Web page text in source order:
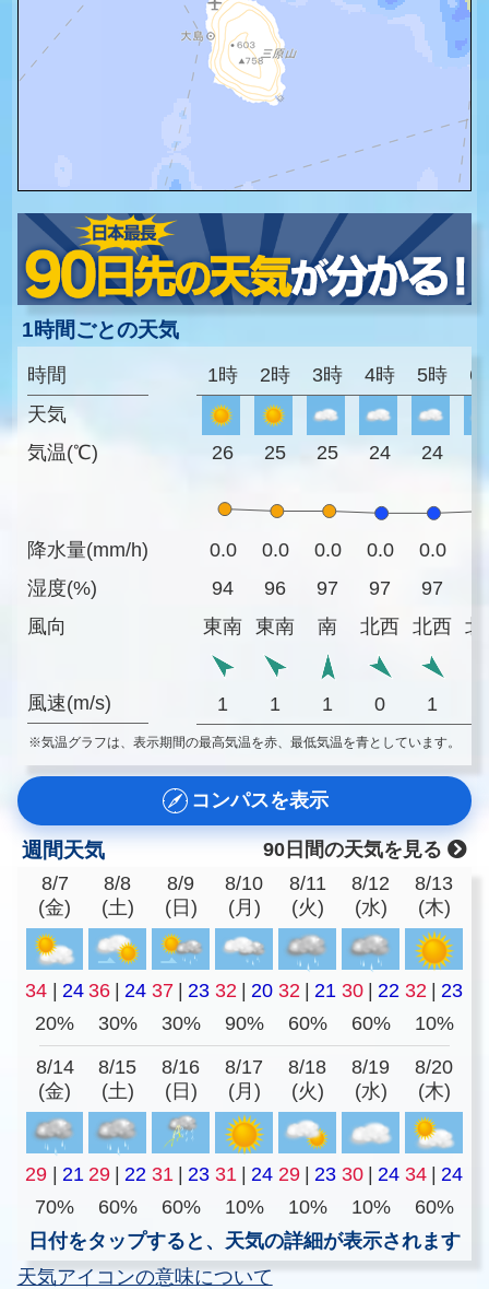
1時間ごとの天気
時間
天気
気温(℃)
降水量(mm/h)
湿度(%)
風向
風速(m/s)
1時 2時 3時 4時 5時 6
26 25 25 24 24
0.0 0.0 0.0 0.0 0.0
94
96 97 97 97
東南
東南 南 北西 北西 北
1 1 1 0 1
※気温グラフは、表示期間の最高気温を赤、最低気温を青としています。
コンパスを表示
週間天気
90日間の天気を見る
8/7
(金)
8/8
(土)
8/9
(日)
8/10
(月)
8/11
(火)
8/12
(水)
8/13
(木)
34 24 36 24 37 23 32 20 32 21 30 22 32
23
20%
30% 30% 90% 60% 60% 10%
8/14
(金)
8/15
(土)
8/16
(日)
8/17
(月)
8/18
(火)
8/19
(水)
8/20
(木)
29 21 29 22 31 23 31 24 29 23 30 24 34
24
70%
60% 60% 10% 10% 10%
60%
日付をタップすると、天気の詳細が表示されます
天気アイコンの意味について